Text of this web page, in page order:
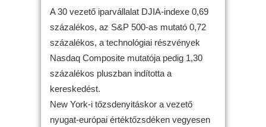
A 30 vezető iparvállalat DJIA-indexe 0,69
százalékos, az S&P 500-as mutató 0,72
százalékos, a technológiai részvények
Nasdaq Composite mutatója pedig 1,30
százalékos pluszban indította a
kereskedést.
New York-i tőzsdenyitáskor a vezető
nyugat-európai értéktőzsdéken vegyesen